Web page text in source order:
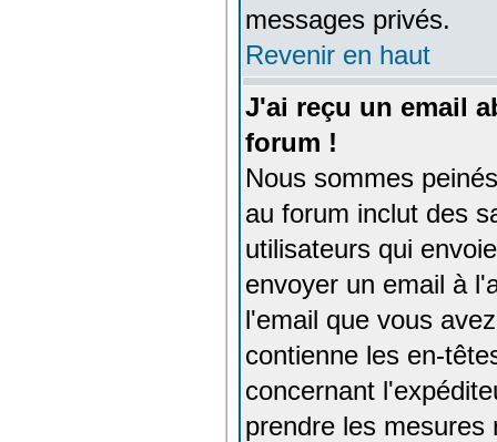
messages privés.
Revenir en haut
J'ai reçu un email
forum !
Nous sommes
au forum inclut des
utilisateurs qui
envoyer un email à
l'email que vous
contienne les en-
concernant
prendre les mesures